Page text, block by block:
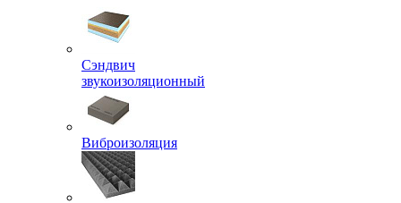
Сэндвич
звукоизоляционный
Виброизоляция